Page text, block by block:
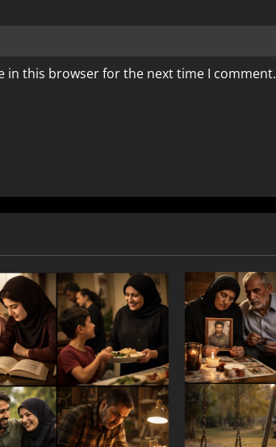
in this browser for the next time I comment.